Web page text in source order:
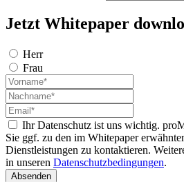
Jetzt Whitepaper
Herr
Frau
Ihr Datenschutz ist uns wichtig.
Sie ggf. zu den im Whitepaper
Dienstleistungen zu kontaktieren.
in unseren Datenschutzbedingungen.
Absenden